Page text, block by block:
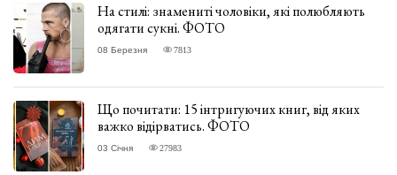
На стилі: знамениті чоловіки, які полюбляють
одягати сукні. ФОТО
08 Березня 7813
Що почитати: 15 інтригуючих книг, від яких
важко відірватись. ФОТО
03 Січня 27983